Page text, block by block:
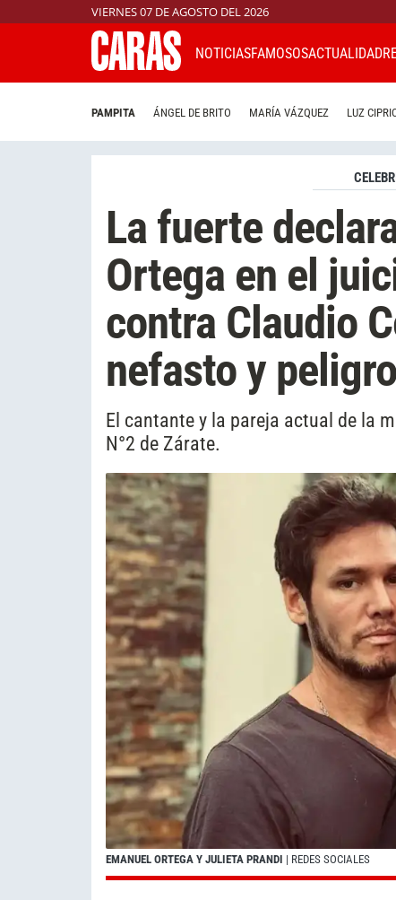
VIERNES 07 DE AGOSTO DEL 2026
NOTICIASFAMOSOSACTUALIDAD
PAMPITA ÁNGEL DE BRITO MARÍA VÁZQUEZ LUZ
La fuerte
Ortega en el
contra Claudio
nefasto y
El cantante y la pareja actual de la
N°2 de Zárate.
EMANUEL ORTEGA Y JULIETA PRANDI | REDES SOCIALES